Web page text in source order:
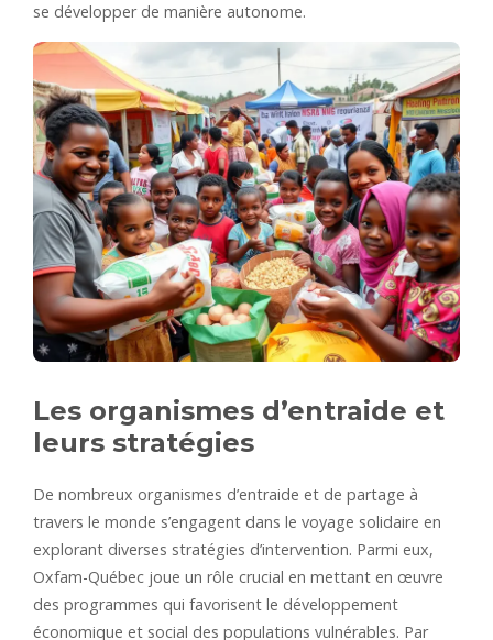
se développer de manière autonome.
Les organismes d’entraide et
leurs stratégies
De nombreux organismes d’entraide et de partage à
travers le monde s’engagent dans le voyage solidaire en
explorant diverses stratégies d’intervention. Parmi eux,
Oxfam-Québec joue un rôle crucial en mettant en œuvre
des programmes qui favorisent le développement
économique et social des populations vulnérables. Par